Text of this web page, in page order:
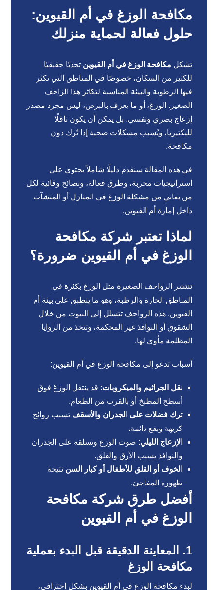
مكافحة الوزغ في أم القيوين:
حلول فعالة لحماية منزلك
تشكل مكافحة الوزغ في أم القيوين تحديًا حقيقيًا
للكثير من السكان، خصوصًا في المناطق التي تكثر
فيها الرطوبة والبيئة المناسبة لتكاثر هذا الزاحف
الصغير. الوزغ، أو ما يعرف بالبرص، ليس مجرد مصدر
إزعاج بصري ونفسي، بل يمكن أن يكون ناقلًا
للبكتيريا، ويُسبب مشكلات صحية إذا تُرك دون
مكافحة.
في هذه المقالة سنقدم دليلًا شاملاً يحتوي على
استراتيجيات مجربة، وطرق فعالة، ونصائح وقائية لكل
من يعاني من مشكلة الوزغ في المنازل أو المنشآت
داخل إمارة أم القيوين.
لماذا تعتبر شركة مكافحة
الوزغ في أم القيوين ضرورة؟
تنتشر الزواحف الصغيرة مثل الوزغ بكثرة في
المناطق الحارة والرطبة، وهو ما ينطبق على بيئة أم
القيوين. هذه الزواحف تتسلل إلى البيوت من خلال
الشقوق أو النوافذ غير المحكمة، وتتخذ من الزوايا
المظلمة مأوى لها.
أسباب تدعو إلى مكافحة الوزغ في أم القيوين:
نقل الجراثيم والميكروبات: قد ينتقل الوزغ فوق
أسطح المطبخ أو بالقرب من الطعام.
ترك فضلات على الجدران والأسقف تسبب روائح
كريهة وبقع دائمة.
الإزعاج الليلي: صوت الوزغ وتسلقه على الجدران
والنوافذ يسبب الأرق والقلق.
الخوف أو القلق للأطفال أو كبار السن نتيجة
ظهوره المفاجئ.
أفضل طرق شركة مكافحة
الوزغ في أم القيوين
1. المعاينة الدقيقة قبل البدء بعملية
مكافحة الوزغ
لبدء مكافحة الوزغ في أم القيوين بشكل احترافي،